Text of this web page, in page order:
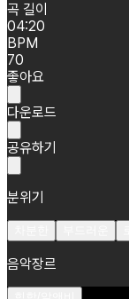
곡 길이
04:20
BPM
70
좋아요
다운로드
공유하기
분위기
음악장르